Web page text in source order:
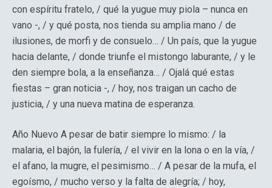
con espíritu fratelo, / qué la yugue muy piola – nunca en
vano -, / y qué posta, nos tienda su amplia mano / de
ilusiones, de morfi y de consuelo… / Un país, que la yugue
hacia delante, / donde triunfe el mistongo laburante, / y le
den siempre bola, a la enseñanza… / Ojalá qué estas
fiestas – gran noticia -, / hoy, nos traigan un cacho de
justicia, / y una nueva matina de esperanza.
Año Nuevo A pesar de batir siempre lo mismo: / la
malaria, el bajón, la fulería, / el vivir en la lona o en la vía, /
el afano, la mugre, el pesimismo… / A pesar de la mufa, el
egoísmo, / mucho verso y la falta de alegría; / hoy,